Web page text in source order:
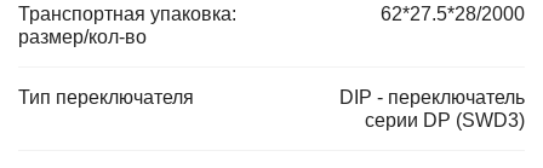
Транспортная упаковка:
размер/кол-во
62*27.5*28/2000
Тип переключателя
DIP - переключатель
серии DP (SWD3)